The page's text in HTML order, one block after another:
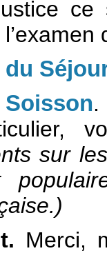
ce
du
Soisson.
sur
Merci,